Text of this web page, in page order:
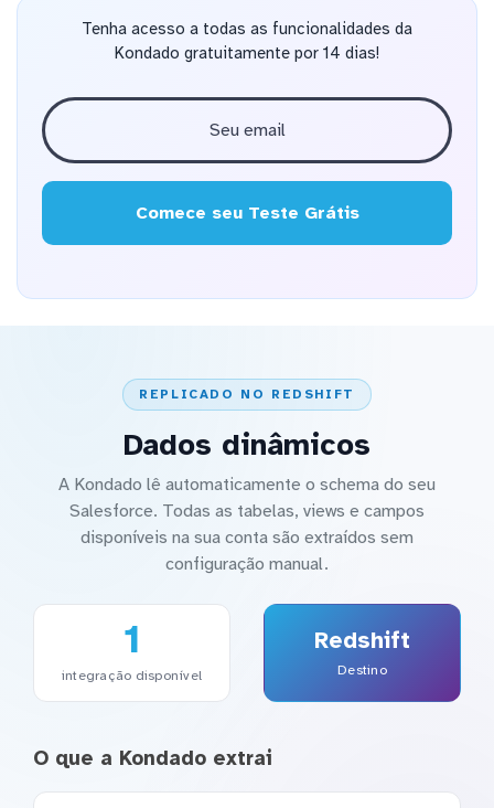
Tenha acesso a todas as funcionalidades da
Kondado gratuitamente por 14 dias!
Comece seu Teste Grátis
REPLICADO NO REDSHIFT
Dados dinâmicos
A Kondado lê automaticamente o schema do seu
Salesforce. Todas as tabelas, views e campos
disponíveis na sua conta são extraídos sem
configuração manual.
1
integração disponível
Redshift
Destino
O que a Kondado extrai